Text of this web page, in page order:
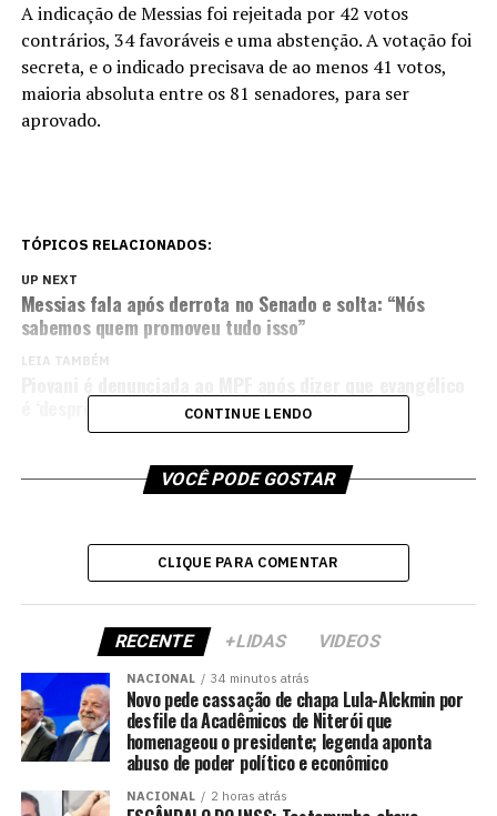
A indicação de Messias foi rejeitada por 42 votos
contrários, 34 favoráveis e uma abstenção. A votação foi
secreta, e o indicado precisava de ao menos 41 votos,
maioria absoluta entre os 81 senadores, para ser
aprovado.
TÓPICOS RELACIONADOS:
UP NEXT
Messias fala após derrota no Senado e solta: “Nós
sabemos quem promoveu tudo isso”
LEIA TAMBÉM
é ‘desprezível’ e ‘o que há de pior’
CONTINUE LENDO
VOCÊ PODE GOSTAR
CLIQUE PARA COMENTAR
RECENTE +LIDAS VIDEOS
NACIONAL 34 minutos atrás
Novo pede cassação de chapa Lula-Alckmin por
desfile da Acadêmicos de Niterói que
homenageou o presidente; legenda aponta
abuso de poder político e econômico
NACIONAL 2 horas atrás